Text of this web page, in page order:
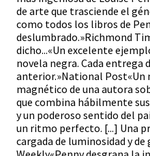
de arte que trasciende el
como todos los libros de
deslumbrado.»Richmond
dicho...«Un excelente
novela negra. Cada entrega
anterior.»National
magnético de una autora
que combina hábilmente
y un poderoso sentido del
un ritmo perfecto. [...] Una
cargada de luminosidad y